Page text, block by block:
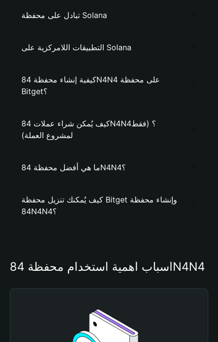
تبادل على محفظة Solana
التطبيقات اللامركزية على Solana
كيفية إنشاء محفظة 84N4N4 على محفظة
Bitget؟
كيف يُمكن شراء عملات 84N4N4؟ (فقط
لمشروع العملة)
ما هي أفضل محفظة 84N4N4؟
كيف يُمكنك تنزيل محفظة Bitget وإنشاء محفظة
84N4N4؟
أسباب أهمية استخدام محفظة 84N4N4